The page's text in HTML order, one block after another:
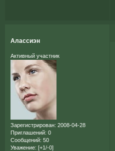
Алассиэн
Активный участник
Зарегистрирован: 2008-04-28
Приглашений: 0
Сообщений: 50
Уважение: [+1/-0]